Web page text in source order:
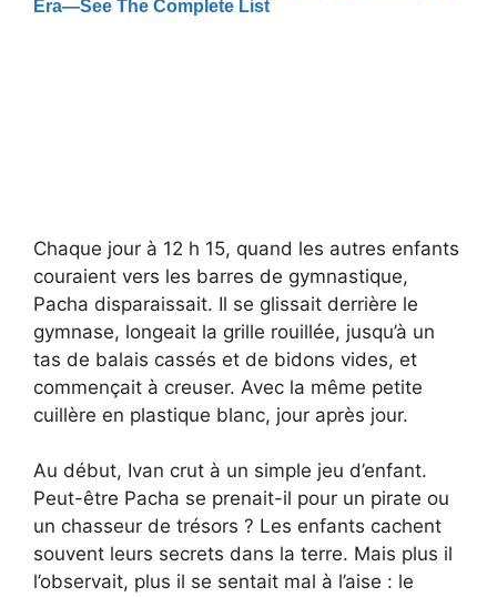
Chaque jour à 12 h 15, quand les autres enfants
couraient vers les barres de gymnastique,
Pacha disparaissait. Il se glissait derrière le
gymnase, longeait la grille rouillée, jusqu’à un
tas de balais cassés et de bidons vides, et
commençait à creuser. Avec la même petite
cuillère en plastique blanc, jour après jour.
Au début, Ivan crut à un simple jeu d’enfant.
Peut-être Pacha se prenait-il pour un pirate ou
un chasseur de trésors ? Les enfants cachent
souvent leurs secrets dans la terre. Mais plus il
l’observait, plus il se sentait mal à l’aise : le